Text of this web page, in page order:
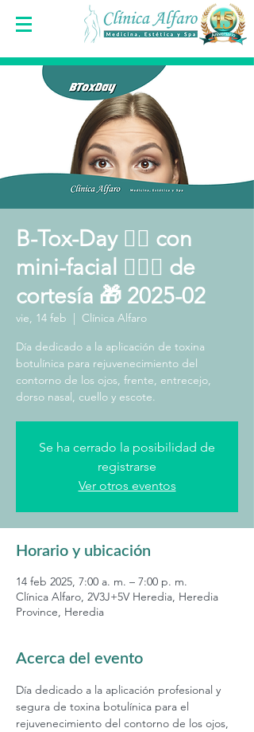
B-Tox-Day 👩‍⚕️ con
mini-facial 🧖🏻‍♀️ de
cortesía 🎁 2025-02
vie, 14 feb
  |
Clínica Alfaro
Día dedicado a la aplicación de toxina
botulínica para rejuvenecimiento del
contorno de los ojos, frente, entrecejo,
dorso nasal, cuello y escote.
Se ha cerrado la posibilidad de
registrarse
Ver otros eventos
Horario y ubicación
14 feb 2025, 7:00 a. m. – 7:00 p. m.
Clínica Alfaro, 2V3J+5V Heredia, Heredia
Province, Heredia
Acerca del evento
Día dedicado a la aplicación profesional y
segura de toxina botulínica para el
rejuvenecimiento del contorno de los ojos,